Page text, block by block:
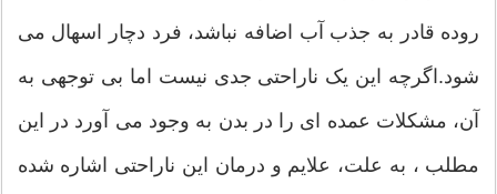
روده قادر به جذب آب اضافه نباشد، فرد دچار اسهال می
شود.اگرچه این یک ناراحتی جدی نیست اما بی توجهی به
آن، مشکلات عمده ای را در بدن به وجود می آورد در این
مطلب ، به علت، علایم و درمان این ناراحتی اشاره شده